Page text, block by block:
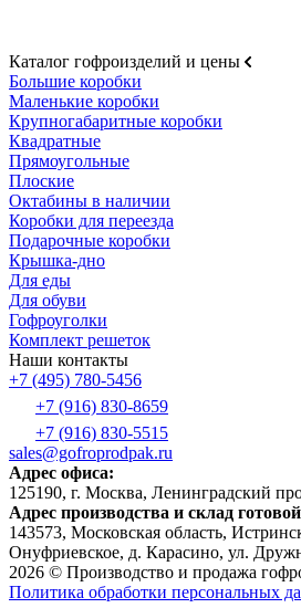
Каталог гофроизделий и цены
Большие коробки
Маленькие коробки
Крупногабаритные коробки
Квадратные
Прямоугольные
Плоские
Октабины в наличии
Коробки для переезда
Подарочные коробки
Крышка-дно
Для еды
Для обуви
Гофроуголки
Комплект решеток
Наши контакты
+7 (495) 780-5456
+7 (916) 830-8659
+7 (916) 830-5515
sales@gofroprodpak.ru
Адрес офиса:
125190, г. Москва, Ленинградский
Адрес производства и склад
143573, Московская область,
Онуфриевское, д. Карасино, ул.
2026 © Производство и продажа
Политика обработки персональных